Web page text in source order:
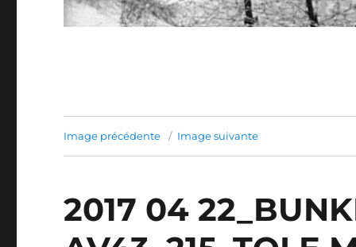
Image précédente Image suivante
2017 04